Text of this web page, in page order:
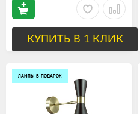
КУПИТЬ В 1 КЛИК
ЛАМПЫ В ПОДАРОК